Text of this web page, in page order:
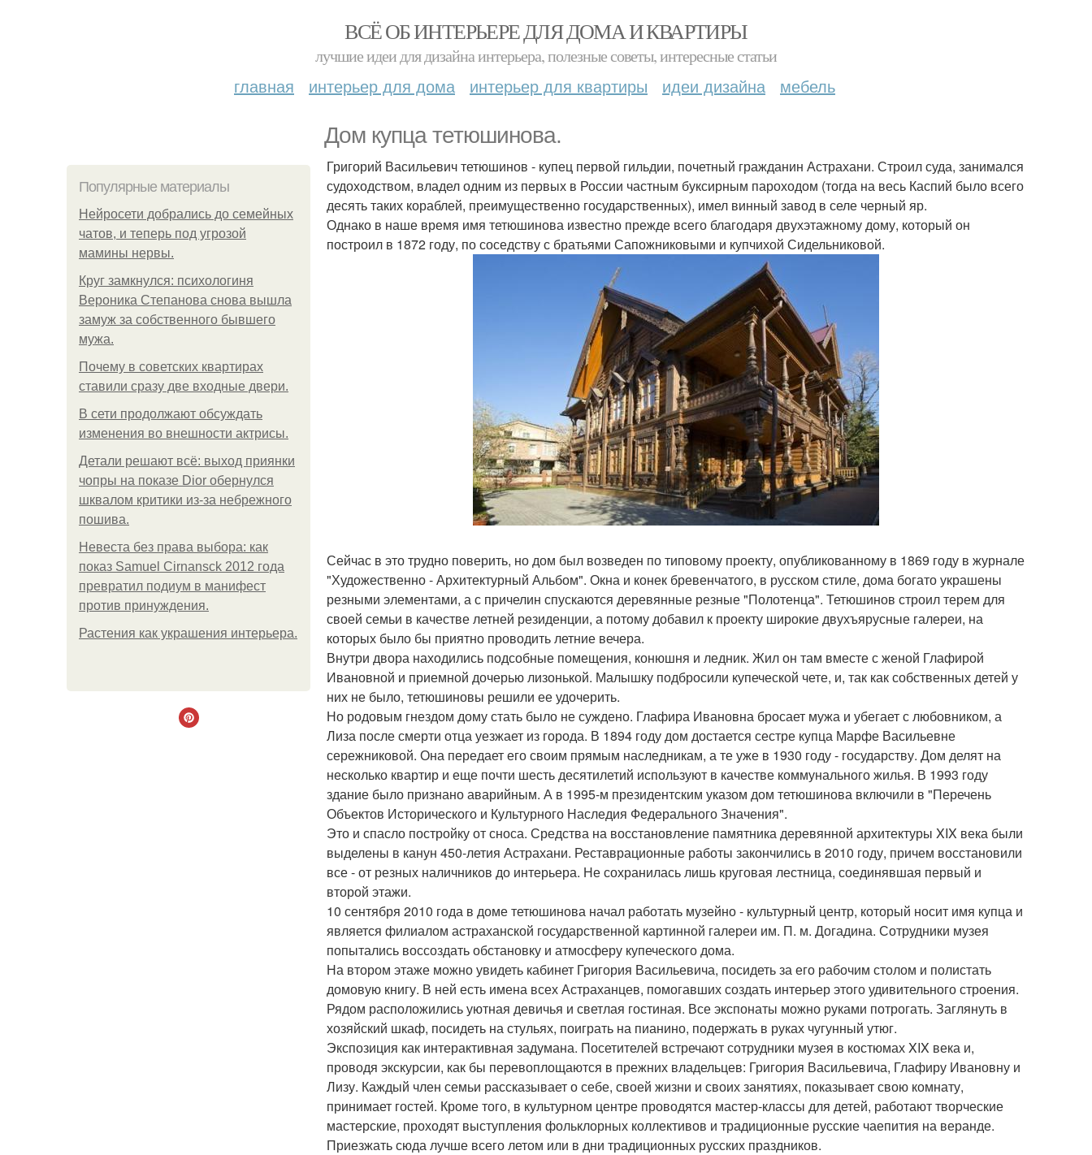
ВСЁ ОБ ИНТЕРЬЕРЕ ДЛЯ ДОМА И КВАРТИРЫ
лучшие идеи для дизайна интерьера, полезные советы, интересные статьи
главная интерьер для дома интерьер для квартиры идеи дизайна мебель
Дом купца тетюшинова.
Популярные материалы
Нейросети добрались до семейных
чатов, и теперь под угрозой
мамины нервы.
Круг замкнулся: психологиня
Вероника Степанова снова вышла
замуж за собственного бывшего
мужа.
Почему в советских квартирах
ставили сразу две входные двери.
В сети продолжают обсуждать
изменения во внешности актрисы.
Детали решают всё: выход приянки
чопры на показе Dior обернулся
шквалом критики из-за небрежного
пошива.
Невеста без права выбора: как
показ Samuel Cirnansck 2012 года
превратил подиум в манифест
против принуждения.
Растения как украшения интерьера.
Григорий Васильевич тетюшинов - купец первой гильдии, почетный гражданин Астрахани. Строил суда, занимался
судоходством, владел одним из первых в России частным буксирным пароходом (тогда на весь Каспий было всего
десять таких кораблей, преимущественно государственных), имел винный завод в селе черный яр.
Однако в наше время имя тетюшинова известно прежде всего благодаря двухэтажному дому, который он
построил в 1872 году, по соседству с братьями Сапожниковыми и купчихой Сидельниковой.
Сейчас в это трудно поверить, но дом был возведен по типовому проекту, опубликованному в 1869 году в журнале
"Художественно - Архитектурный Альбом". Окна и конек бревенчатого, в русском стиле, дома богато украшены
резными элементами, а с причелин спускаются деревянные резные "Полотенца". Тетюшинов строил терем для
своей семьи в качестве летней резиденции, а потому добавил к проекту широкие двухъярусные галереи, на
которых было бы приятно проводить летние вечера.
Внутри двора находились подсобные помещения, конюшня и ледник. Жил он там вместе с женой Глафирой
Ивановной и приемной дочерью лизонькой. Малышку подбросили купеческой чете, и, так как собственных детей у
них не было, тетюшиновы решили ее удочерить.
Но родовым гнездом дому стать было не суждено. Глафира Ивановна бросает мужа и убегает с любовником, а
Лиза после смерти отца уезжает из города. В 1894 году дом достается сестре купца Марфе Васильевне
сережниковой. Она передает его своим прямым наследникам, а те уже в 1930 году - государству. Дом делят на
несколько квартир и еще почти шесть десятилетий используют в качестве коммунального жилья. В 1993 году
здание было признано аварийным. А в 1995-м президентским указом дом тетюшинова включили в "Перечень
Объектов Исторического и Культурного Наследия Федерального Значения".
Это и спасло постройку от сноса. Средства на восстановление памятника деревянной архитектуры XIX века были
выделены в канун 450-летия Астрахани. Реставрационные работы закончились в 2010 году, причем восстановили
все - от резных наличников до интерьера. Не сохранилась лишь круговая лестница, соединявшая первый и
второй этажи.
10 сентября 2010 года в доме тетюшинова начал работать музейно - культурный центр, который носит имя купца и
является филиалом астраханской государственной картинной галереи им. П. м. Догадина. Сотрудники музея
попытались воссоздать обстановку и атмосферу купеческого дома.
На втором этаже можно увидеть кабинет Григория Васильевича, посидеть за его рабочим столом и полистать
домовую книгу. В ней есть имена всех Астраханцев, помогавших создать интерьер этого удивительного строения.
Рядом расположились уютная девичья и светлая гостиная. Все экспонаты можно руками потрогать. Заглянуть в
хозяйский шкаф, посидеть на стульях, поиграть на пианино, подержать в руках чугунный утюг.
Экспозиция как интерактивная задумана. Посетителей встречают сотрудники музея в костюмах XIX века и,
проводя экскурсии, как бы перевоплощаются в прежних владельцев: Григория Васильевича, Глафиру Ивановну и
Лизу. Каждый член семьи рассказывает о себе, своей жизни и своих занятиях, показывает свою комнату,
принимает гостей. Кроме того, в культурном центре проводятся мастер-классы для детей, работают творческие
мастерские, проходят выступления фольклорных коллективов и традиционные русские чаепития на веранде.
Приезжать сюда лучше всего летом или в дни традиционных русских праздников.